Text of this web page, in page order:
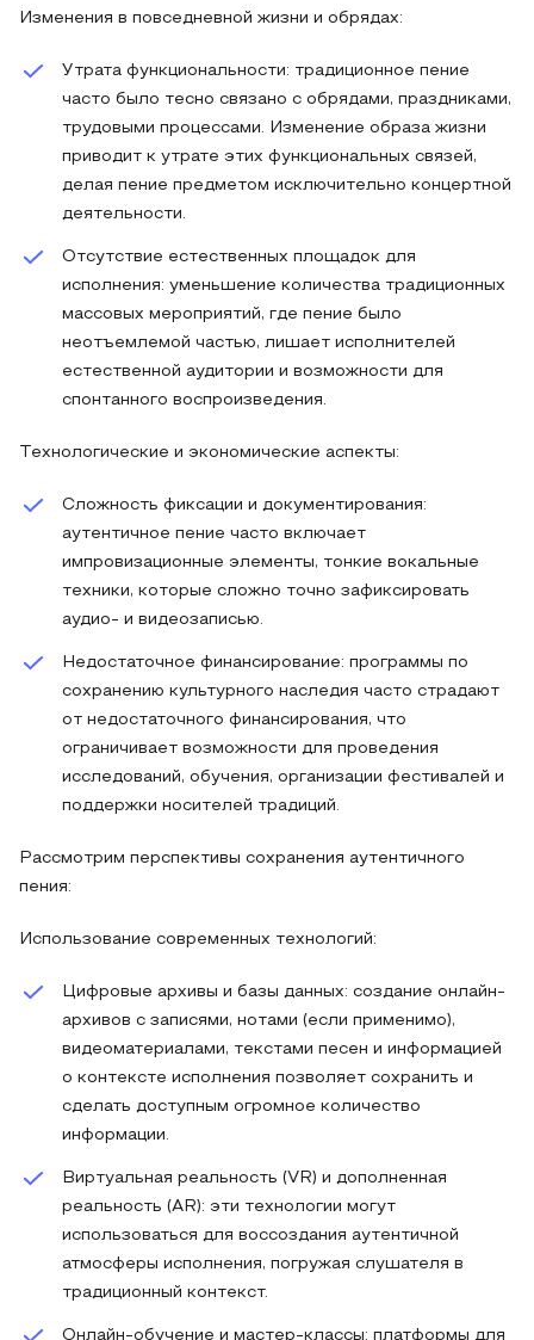
Изменения в повседневной жизни и обрядах:
Утрата функциональности: традиционное пение
часто было тесно связано с обрядами, праздниками,
трудовыми процессами. Изменение образа жизни
приводит к утрате этих функциональных связей,
делая пение предметом исключительно концертной
деятельности.
Отсутствие естественных площадок для
исполнения: уменьшение количества традиционных
массовых мероприятий, где пение было
неотъемлемой частью, лишает исполнителей
естественной аудитории и возможности для
спонтанного воспроизведения.
Технологические и экономические аспекты:
Сложность фиксации и документирования:
аутентичное пение часто включает
импровизационные элементы, тонкие вокальные
техники, которые сложно точно зафиксировать
аудио- и видеозаписью.
Недостаточное финансирование: программы по
сохранению культурного наследия часто страдают
от недостаточного финансирования, что
ограничивает возможности для проведения
исследований, обучения, организации фестивалей и
поддержки носителей традиций.
Рассмотрим перспективы сохранения аутентичного
пения:
Использование современных технологий:
Цифровые архивы и базы данных: создание онлайн-
архивов с записями, нотами (если применимо),
видеоматериалами, текстами песен и информацией
о контексте исполнения позволяет сохранить и
сделать доступным огромное количество
информации.
Виртуальная реальность (VR) и дополненная
реальность (AR): эти технологии могут
использоваться для воссоздания аутентичной
атмосферы исполнения, погружая слушателя в
традиционный контекст.
Онлайн-обучение и мастер-классы: платформы для